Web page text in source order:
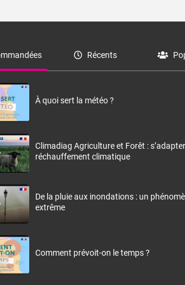
Récents
À quoi sert la météo ?
Climadiag Agriculture et Forêt :
réchauffement climatique
De la pluie aux inondations : un
extrême
Comment prévoit-on le temps ?